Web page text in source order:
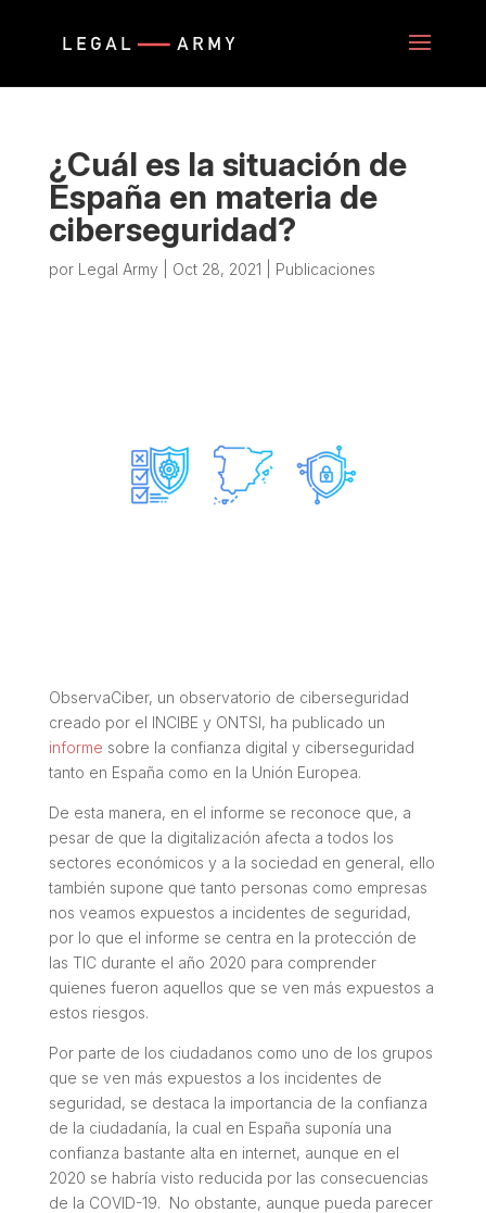
¿Cuál es la situación de
España en materia de
ciberseguridad?
por Legal Army Oct 28, 2021 Publicaciones
ObservaCiber, un observatorio de ciberseguridad
creado por el INCIBE y ONTSI, ha publicado un
informe sobre la confianza digital y ciberseguridad
tanto en España como en la Unión Europea.
De esta manera, en el informe se reconoce que, a
pesar de que la digitalización afecta a todos los
sectores económicos y a la sociedad en general, ello
también supone que tanto personas como empresas
nos veamos expuestos a incidentes de seguridad,
por lo que el informe se centra en la protección de
las TIC durante el año 2020 para comprender
quienes fueron aquellos que se ven más expuestos a
estos riesgos.
Por parte de los ciudadanos como uno de los grupos
que se ven más expuestos a los incidentes de
seguridad, se destaca la importancia de la confianza
de la ciudadanía, la cual en España suponía una
confianza bastante alta en internet, aunque en el
2020 se habría visto reducida por las consecuencias
de la COVID-19. No obstante, aunque pueda parecer